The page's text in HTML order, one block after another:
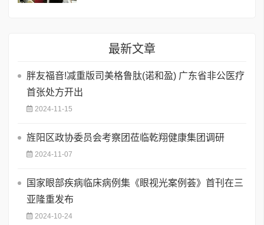
最新文章
胖友福音!减重版司美格鲁肽(诺和盈) 广东省非公医疗
首张处方开出
2024-11-15
旌阳区政协委员会考察团莅临乾翔健康集团调研
2024-11-07
国家眼部疾病临床病例集《眼视光案例荟》首刊在三
亚隆重发布
2024-10-24